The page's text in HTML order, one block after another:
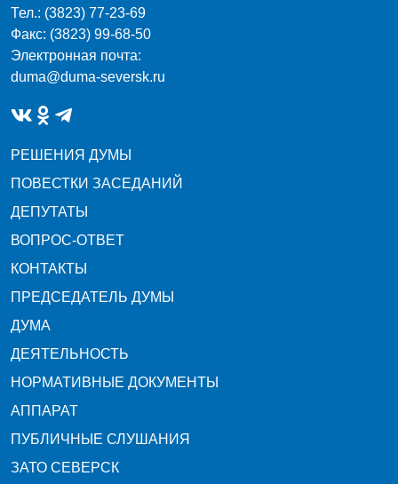
Тел.: (3823) 77-23-69
Факс: (3823) 99-68-50
Электронная почта:
duma@duma-seversk.ru
РЕШЕНИЯ ДУМЫ
ПОВЕСТКИ ЗАСЕДАНИЙ
ДЕПУТАТЫ
ВОПРОС-ОТВЕТ
КОНТАКТЫ
ПРЕДСЕДАТЕЛЬ ДУМЫ
ДУМА
ДЕЯТЕЛЬНОСТЬ
НОРМАТИВНЫЕ ДОКУМЕНТЫ
АППАРАТ
ПУБЛИЧНЫЕ СЛУШАНИЯ
ЗАТО СЕВЕРСК